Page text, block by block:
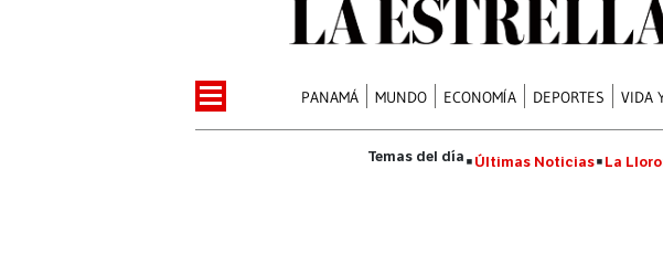
PANAMÁ MUNDO ECONOMÍA DEPORTES VIDA
Últimas Noticias La